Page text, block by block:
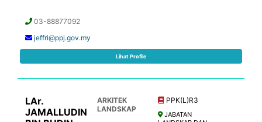
03-88877092
jeffri@ppj.gov.my
Lihat Profile
LAr.
JAMALLUDIN
ARKITEK
LANDSKAP
PPK(L)R3
JABATAN